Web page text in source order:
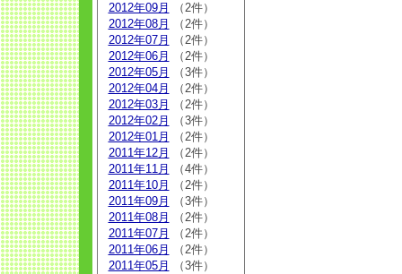
2012年09月
（2件）
2012年08月
（2件）
2012年07月
（2件）
2012年06月
（2件）
2012年05月
（3件）
2012年04月
（2件）
2012年03月
（2件）
2012年02月
（3件）
2012年01月
（2件）
2011年12月
（2件）
2011年11月
（4件）
2011年10月
（2件）
2011年09月
（3件）
2011年08月
（2件）
2011年07月
（2件）
2011年06月
（2件）
2011年05月
（3件）